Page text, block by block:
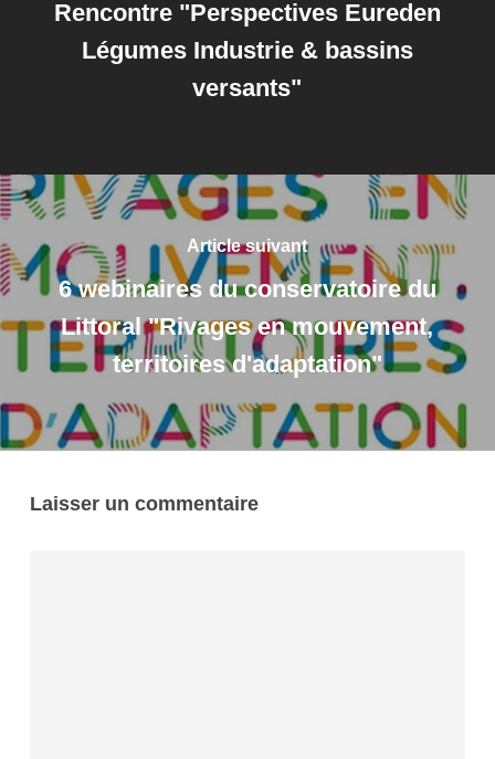
Rencontre "Perspectives Eureden
Légumes Industrie & bassins
versants"
Article suivant
6 webinaires du conservatoire du
Littoral "Rivages en mouvement,
territoires d'adaptation"
Laisser un commentaire